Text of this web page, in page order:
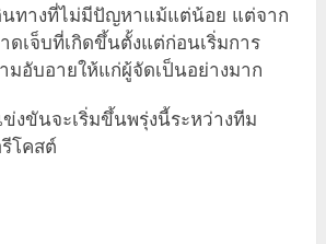
นทางที่ไม่มีปัญหาแม้แต่น้อย แต่จาก
ดเจ็บที่เกิดขึ้นตั้งแต่ก่อนเริ่มการ
มอับอายให้แก่ผู้จัดเป็นอย่างมาก
งขันจะเริ่มขึ้นพรุ่งนี้ระหว่างทีม
โคสต์